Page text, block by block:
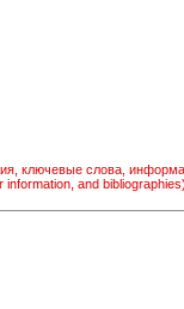
ключевые слова,
and